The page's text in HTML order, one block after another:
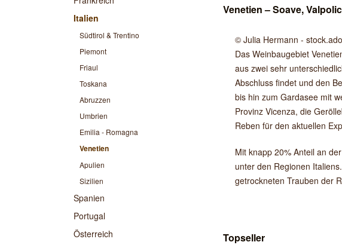
Italien
Südtirol & Trentino
Piemont
Friaul
Toskana
Abruzzen
Umbrien
Emilia - Romagna
Venetien
Apulien
Sizilien
Spanien
Portugal
Österreich
Venetien – Soave,
© Julia Hermann -
Das Weinbaugebiet
aus zwei sehr
Abschluss findet und den
bis hin zum Gardasee mit
Provinz Vicenza, die
Reben für den aktuellen
Mit knapp 20% Anteil an
unter den Regionen
getrockneten Trauben der
Topseller